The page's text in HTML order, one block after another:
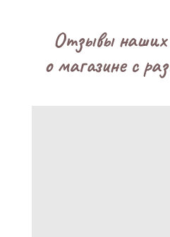
Отзывы наших
о магазине с